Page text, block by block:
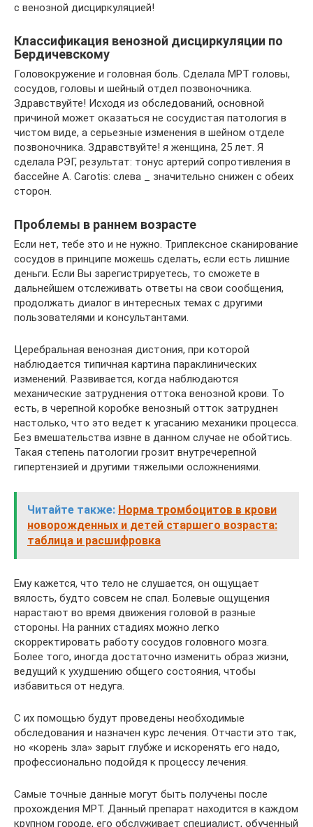
с венозной дисциркуляцией!
Классификация венозной дисциркуляции по
Бердичевскому
Головокружение и головная боль. Сделала МРТ головы,
сосудов, головы и шейный отдел позвоночника.
Здравствуйте! Исходя из обследований, основной
причиной может оказаться не сосудистая патология в
чистом виде, а серьезные изменения в шейном отделе
позвоночника. Здравствуйте! я женщина, 25 лет. Я
сделала РЭГ, результат: тонус артерий сопротивления в
бассейне A. Carotis: слева _ значительно снижен с обеих
сторон.
Проблемы в раннем возрасте
Если нет, тебе это и не нужно. Триплексное сканирование
сосудов в принципе можешь сделать, если есть лишние
деньги. Если Вы зарегистрируетесь, то сможете в
дальнейшем отслеживать ответы на свои сообщения,
продолжать диалог в интересных темах с другими
пользователями и консультантами.
Церебральная венозная дистония, при которой
наблюдается типичная картина параклинических
изменений. Развивается, когда наблюдаются
механические затруднения оттока венозной крови. То
есть, в черепной коробке венозный отток затруднен
настолько, что это ведет к угасанию механики процесса.
Без вмешательства извне в данном случае не обойтись.
Такая степень патологии грозит внутречерепной
гипертензией и другими тяжелыми осложнениями.
Читайте также: Норма тромбоцитов в крови
новорожденных и детей старшего возраста:
таблица и расшифровка
Ему кажется, что тело не слушается, он ощущает
вялость, будто совсем не спал. Болевые ощущения
нарастают во время движения головой в разные
стороны. На ранних стадиях можно легко
скорректировать работу сосудов головного мозга.
Более того, иногда достаточно изменить образ жизни,
ведущий к ухудшению общего состояния, чтобы
избавиться от недуга.
С их помощью будут проведены необходимые
обследования и назначен курс лечения. Отчасти это так,
но «корень зла» зарыт глубже и искоренять его надо,
профессионально подойдя к процессу лечения.
Самые точные данные могут быть получены после
прохождения МРТ. Данный препарат находится в каждом
крупном городе, его обслуживает специалист, обученный